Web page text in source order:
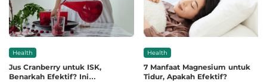
Health
Jus Cranberry untuk ISK,
Benarkah Efektif? Ini
Health
7 Manfaat Magnesium untuk
Tidur, Apakah Efektif?